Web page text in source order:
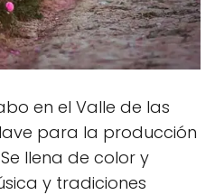
en el Valle de las
para la producción
llena de color y
y tradiciones